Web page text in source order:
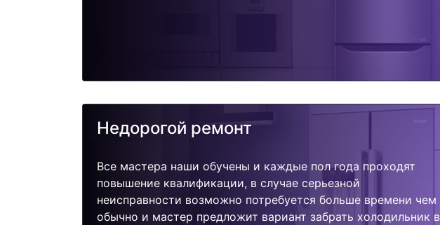
Недорогой ремонт
Все мастера наши обучены и каждые пол года проходят
повышение квалификации, в случае серьезной
неисправности возможно потребуется больше времени чем
обычно и мастер предложит вариант забрать холодильник в